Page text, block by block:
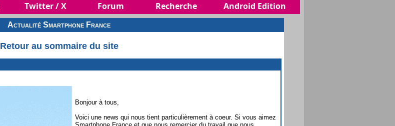
Twitter / X Forum Recherche Android Edition
Actualité Smartphone France
Retour au sommaire du site
Bonjour à tous,
Voici une news qui nous tient particulièrement à coeur. Si vous aimez